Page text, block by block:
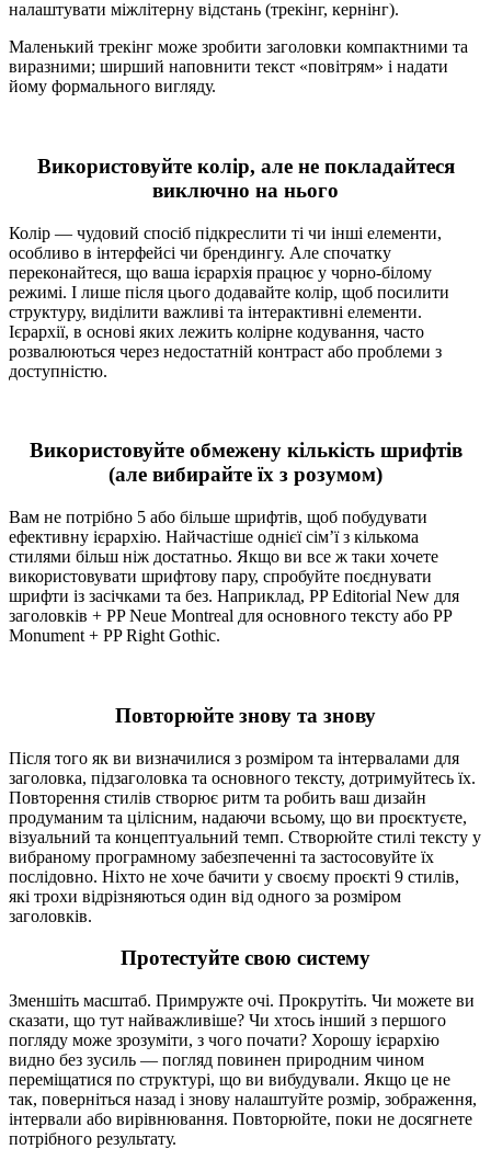
налаштувати міжлітерну відстань (трекінг, кернінг).
Маленький трекінг може зробити заголовки компактними та
виразними; ширший наповнити текст «повітрям» і надати
йому формального вигляду.
Використовуйте колір, але не покладайтеся
виключно на нього
Колір — чудовий спосіб підкреслити ті чи інші елементи,
особливо в інтерфейсі чи брендингу. Але спочатку
переконайтеся, що ваша ієрархія працює у чорно-білому
режимі. І лише після цього додавайте колір, щоб посилити
структуру, виділити важливі та інтерактивні елементи.
Ієрархії, в основі яких лежить колірне кодування, часто
розвалюються через недостатній контраст або проблеми з
доступністю.
Використовуйте обмежену кількість шрифтів
(але вибирайте їх з розумом)
Вам не потрібно 5 або більше шрифтів, щоб побудувати
ефективну ієрархію. Найчастіше однієї сім’ї з кількома
стилями більш ніж достатньо. Якщо ви все ж таки хочете
використовувати шрифтову пару, спробуйте поєднувати
шрифти із засічками та без. Наприклад, PP Editorial New для
заголовків + PP Neue Montreal для основного тексту або PP
Monument + PP Right Gothic.
Повторюйте знову та знову
Після того як ви визначилися з розміром та інтервалами для
заголовка, підзаголовка та основного тексту, дотримуйтесь їх.
Повторення стилів створює ритм та робить ваш дизайн
продуманим та цілісним, надаючи всьому, що ви проєктуєте,
візуальний та концептуальний темп. Створюйте стилі тексту у
вибраному програмному забезпеченні та застосовуйте їх
послідовно. Ніхто не хоче бачити у своєму проєкті 9 стилів,
які трохи відрізняються один від одного за розміром
заголовків.
Протестуйте свою систему
Зменшіть масштаб. Примружте очі. Прокрутіть. Чи можете ви
сказати, що тут найважливіше? Чи хтось інший з першого
погляду може зрозуміти, з чого почати? Хорошу ієрархію
видно без зусиль — погляд повинен природним чином
переміщатися по структурі, що ви вибудували. Якщо це не
так, поверніться назад і знову налаштуйте розмір, зображення,
інтервали або вирівнювання. Повторюйте, поки не досягнете
потрібного результату.